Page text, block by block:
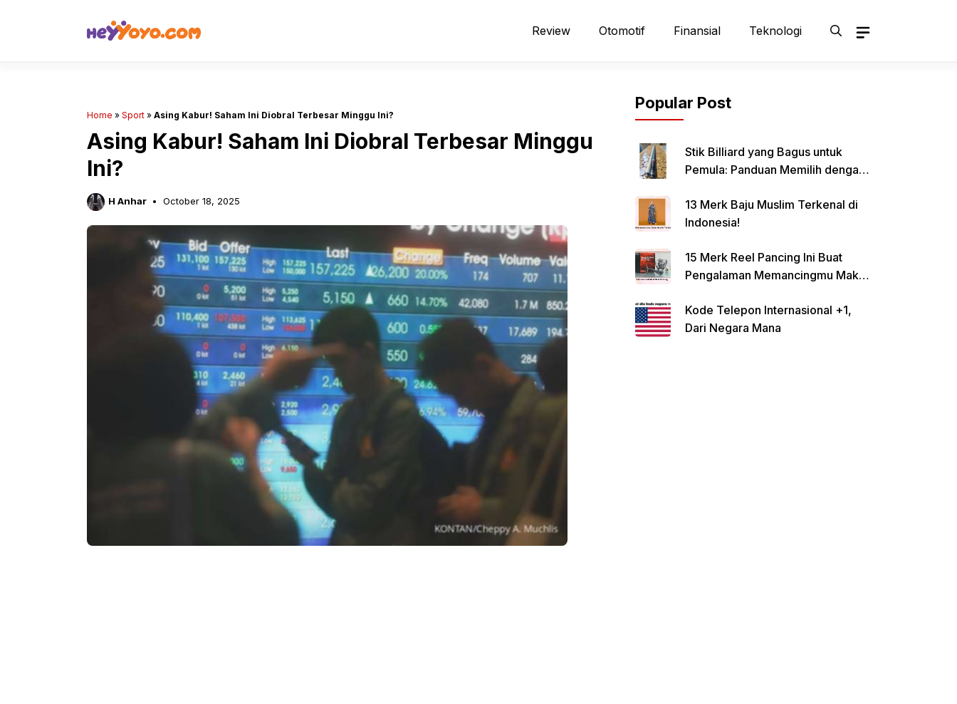
Review Otomotif Finansial Teknologi
Home » Sport » Asing Kabur! Saham Ini Diobral Terbesar Minggu Ini?
Asing Kabur! Saham Ini Diobral Terbesar Minggu
Ini?
H Anhar October 18, 2025
Popular Post
Stik Billiard yang Bagus untuk
Pemula: Panduan Memilih dengan
13 Merk Baju Muslim Terkenal di
Indonesia!
15 Merk Reel Pancing Ini Buat
Pengalaman Memancingmu Makin
Kode Telepon Internasional +1,
Dari Negara Mana